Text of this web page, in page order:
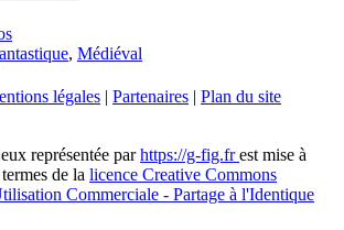
, Médiéval
légales | Partenaires | Plan du site
représentée parhttps://g-fig.frest mise à
de la licence Creative Commons
Commerciale - Partage à l'Identique